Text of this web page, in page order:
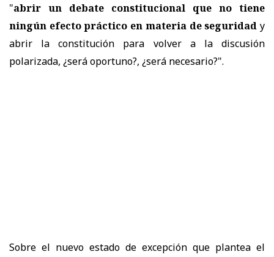
"abrir un debate constitucional que no tiene
ningún efecto práctico en materia de seguridad y
abrir la constitución para volver a la discusión
polarizada, ¿será oportuno?, ¿será necesario?".
Sobre el nuevo estado de excepción que plantea el